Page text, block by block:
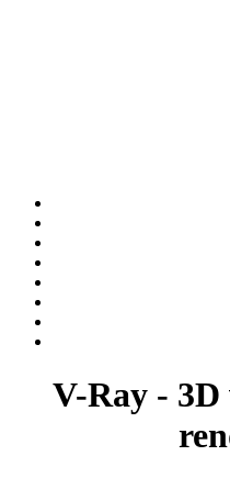
V-Ray - 3D